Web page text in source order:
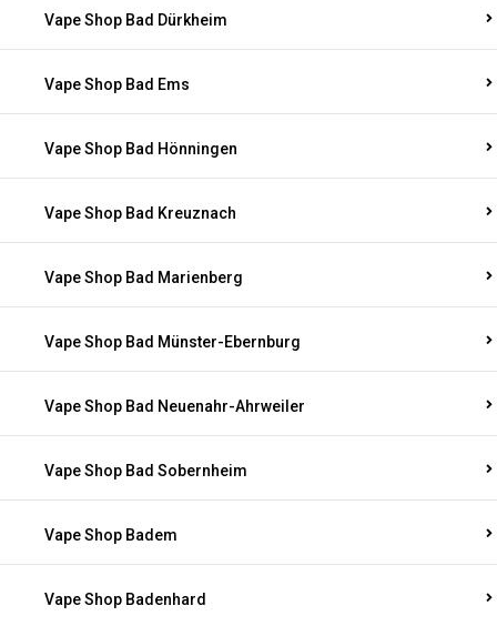
Vape Shop Bad Dürkheim
Vape Shop Bad Ems
Vape Shop Bad Hönningen
Vape Shop Bad Kreuznach
Vape Shop Bad Marienberg
Vape Shop Bad Münster-Ebernburg
Vape Shop Bad Neuenahr-Ahrweiler
Vape Shop Bad Sobernheim
Vape Shop Badem
Vape Shop Badenhard